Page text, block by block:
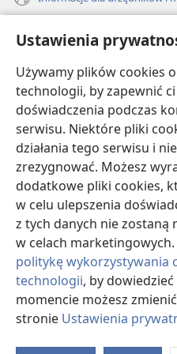
Ustawienia
Używamy plików cookies
technologii, by zapewnić
doświadczenia podczas
serwisu. Niektóre pliki
działania tego serwisu i
zrezygnować. Możesz
dodatkowe pliki cookies,
w celu ulepszenia
z tych danych nie zostaną
w celach marketingowych.
politykę wykorzystywania
technologii, by
momencie możesz
stronie Ustawienia
Darowizny
(opens
new
window)BIBLIOTEKA INTERNETOWA
(opens
new
window)JW Hub
(opens
new
window)JW Library
Watchtower Library
Copyright© 2026 Watch Tower
WARUNKI UŻYTKOWANIA